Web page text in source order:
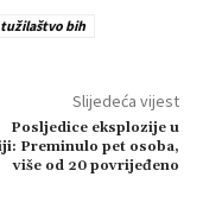
tužilaštvo bih
Slijedeća vijest
Posljedice eksplozije u
Preminulo pet osoba,
više od 20 povrijeđeno